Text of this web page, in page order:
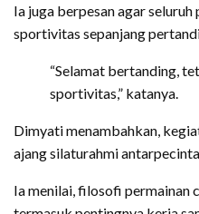
Ia juga berpesan agar
sportivitas sepanjang
“Selamat bertanding,
sportivitas,” katanya.
Dimyati menambahkan,
ajang silaturahmi
Ia menilai, filosofi permainan